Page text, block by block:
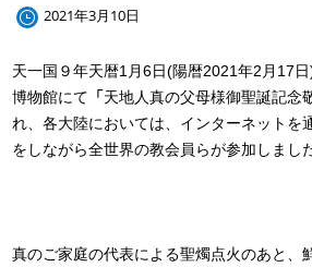
2021年3月10日
天一国９年天暦1月6日(陽暦2021年2月17日
博物館にて 「天地人真の父母様御聖誕記念
れ、各大陸においては、インターネットを
をしながら全世界の教会員らが参加しまし
真のご家庭の代表による聖燭点火のあと、